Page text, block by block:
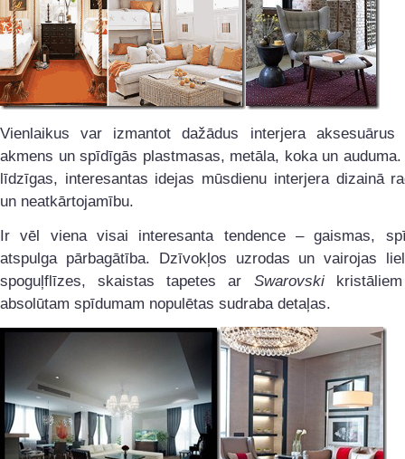
Vienlaikus var izmantot dažādus interjera aksesuārus
akmens un spīdīgās plastmasas, metāla, koka un auduma.
līdzīgas, interesantas idejas mūsdienu interjera dizainā
un neatkārtojamību.
Ir vēl viena visai interesanta tendence – gaismas,
atspulga pārbagātība. Dzīvokļos uzrodas un vairojas
spoguļflīzes, skaistas tapetes ar Swarovski
absolūtam spīdumam nopulētas sudraba detaļas.